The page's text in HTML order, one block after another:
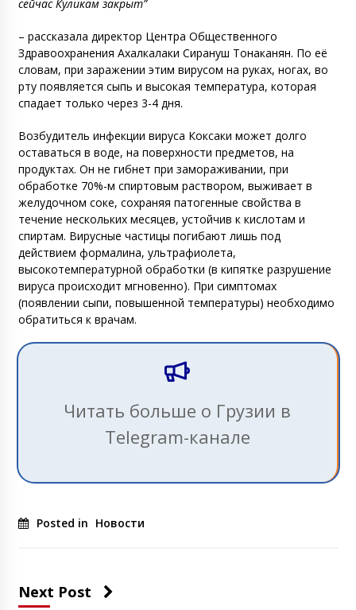
сейчас Куликам закрыт”
– рассказала директор Центра Общественного
Здравоохранения Ахалкалаки Сирануш Тонаканян. По её
словам, при заражении этим вирусом на руках, ногах, во
рту появляется сыпь и высокая температура, которая
спадает только через 3-4 дня.
Возбудитель инфекции вируса Коксаки может долго
оставаться в воде, на поверхности предметов, на
продуктах. Он не гибнет при замораживании, при
обработке 70%-м спиртовым раствором, выживает в
желудочном соке, сохраняя патогенные свойства в
течение нескольких месяцев, устойчив к кислотам и
спиртам. Вирусные частицы погибают лишь под
действием формалина, ультрафиолета,
высокотемпературной обработки (в кипятке разрушение
вируса происходит мгновенно). При симптомах
(появлении сыпи, повышенной температуры) необходимо
обратиться к врачам.
Читать больше о Грузии в
Telegram-канале
Posted in Новости
Next Post